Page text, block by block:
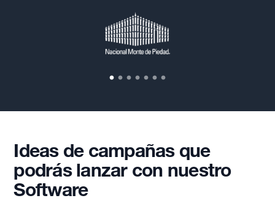
Ideas de campañas que
podrás lanzar con nuestro
Software